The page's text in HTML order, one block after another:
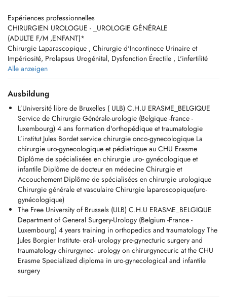
Expériences professionnelles
CHIRURGIEN UROLOGUE - _UROLOGIE GÉNÉRALE
(ADULTE F/M ,ENFANT)*
Chirurgie Laparascopique , Chirurgie d'Incontinece Urinaire et
Impériosité, Prolapsus Urogénital, Dysfonction Érectile , L'infertilité
,Urogynécologie , Uro-Oncologue , RÉTENTION DURINE , Troubles
De L'érection , Douleurs épididymo Testiculaires Chroniques
,Chirurgie viscérale ,Cancérologie Urologique, Coelioscopie, lithiase,
Chirurgie fonctionnelle, RAAC (Réhabilitation Améliorée Après
Chirurgie.
***
ELGIQUE-FRANCE-LUXEMBOURG***
//// Centre Médical de Jette : +32 (0)2 428 71 45 ////
*** Boulevard de Smet de Naeyer 290A, 1090 JETTE ***
___________________________________________________________
__________________________________
¨¨¨L'adénome de la prostate Le cancer de la prostate Les tumeurs de
la vessie Lincontinence masculine et féminine Les tumeurs du rein et
de la voie excrétrice supérieure, La lithiase urinaire Linsuffisance
rénale
¨¨¨(L'Urologue :Spécialité médico-chirurgicale, l'urologie prend en
charge les affections de l'appareil urinaire de la femme et de l'homme
(Rein, Uretère, Vessie, Urètre). Elle couvre aussi l'appareil génital et
reproducteur masculin (Prostate, Pénis, Testicules)
....(Néoplasie Rénale -Néoplasie Vésicale-Néoplasie Prostatique -
Néoplasie Testiculaire)
Alle anzeigen
Ausbildung
L’Université libre de Bruxelles ( ULB) C.H.U ERASME_BELGIQUE
Service de Chirurgie Générale-urologie (Belgique -france -
luxembourg) 4 ans formation d'orthopédique et traumatologie
L’institut Jules Bordet service chirurgie onco-gynecologique La
chirurgie uro-gynecologique et pédiatrique au CHU Erasme
Diplôme de spécialisées en chirurgie uro- gynécologique et
infantile Diplôme de docteur en médecine Chirurgie et
Accouchement Diplôme de spécialisées en chirurgie urologique
Chirurgie générale et vasculaire Chirurgie laparoscopique(uro-
gynécologique)
The Free University of Brussels (ULB) C.H.U ERASME_BELGIQUE
Department of General Surgery-Urology (Belgium -France -
Luxembourg) 4 years training in orthopedics and traumatology The
Jules Borgier Institute- eral- urology pre-gynecturic surgery and
traumatology chirurgynec- urology on chirurgynecuric at the CHU
Erasme Specialized diploma in uro-gynecological and infantile
surgery